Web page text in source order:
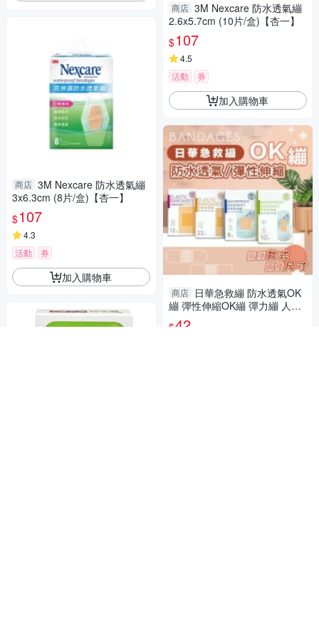
商店 3M Nexcare 防水透氣繃
3x6.3cm (8片/盒)【杏一】
$107
4.3
活動
券
加入購物車
商店 3M Nexcare 防水透氣繃
2.6x5.7cm (10片/盒)【杏一】
$107
4.5
活動
券
加入購物車
商店 日華急救繃 防水透氣OK
繃 彈性伸縮OK繃 彈力繃 人工
皮 傷口繃帶
$42